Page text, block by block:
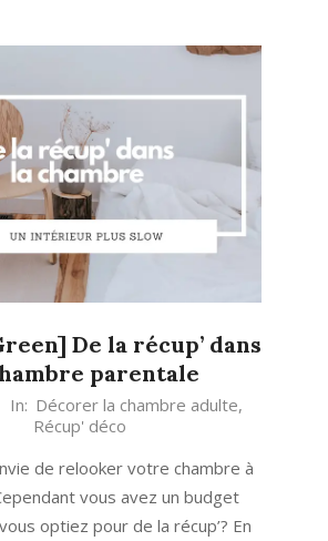
De la récup’ dans
parentale
In: Décorer la chambre adulte,
Récup' déco
de relooker votre chambre à
vous avez un budget
optiez pour de la récup’? En